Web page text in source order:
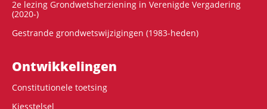
2e lezing Grondwetsherziening in Verenigde Vergadering
(2020-)
Gestrande grondwetswijzigingen (1983-heden)
Ontwikke­lingen
Constitutionele toetsing
Kiesstelsel